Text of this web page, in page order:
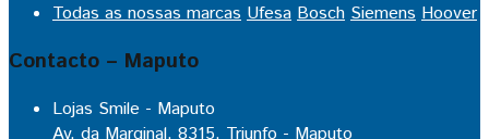
Todas as nossas marcas Ufesa Bosch Siemens Hoover
Contacto – Maputo
Lojas Smile - Maputo
Av. da Marginal, 8315, Triunfo - Maputo